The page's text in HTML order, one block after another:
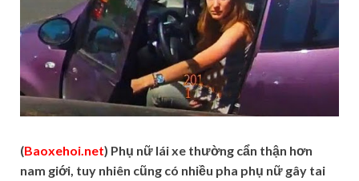
(Baoxehoi.net) Phụ nữ lái xe thường cẩn thận hơn
nam giới, tuy nhiên cũng có nhiều pha phụ nữ gây tai